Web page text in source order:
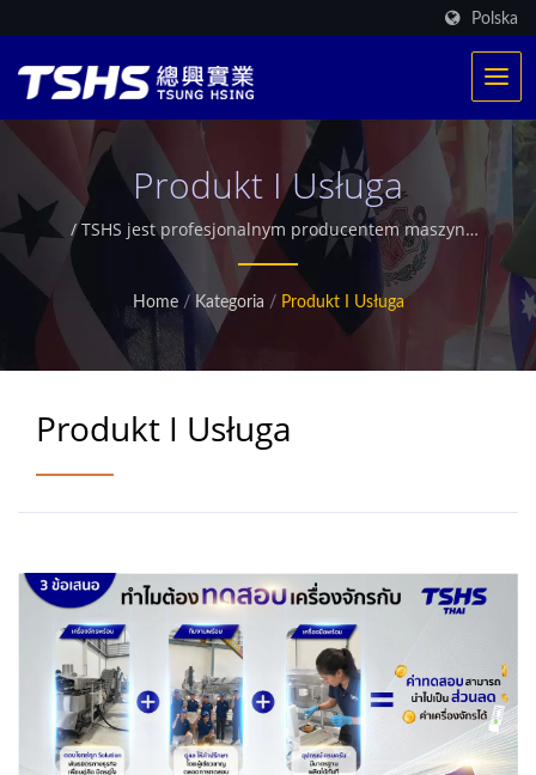
Polska
Produkt I Usługa
/ TSHS jest profesjonalnym producentem maszyn
spożywczych. Posiadamy ekskluzywny opatentowany
system grzewczy. Zrealizowaliśmy ponad 500
produkcji smażenia na całym świecie. Oferujemy
również dostosowane przemysłowe suszarki
mikrofalowe.
Home / Kategoria / Produkt I Usługa
Produkt I Usługa